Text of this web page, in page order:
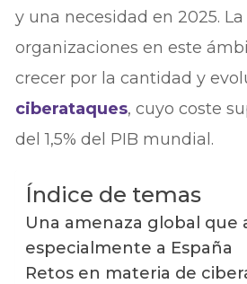
y una necesidad en 2025.
organizaciones en este
crecer por la cantidad y
ciberataques, cuyo coste
del 1,5% del PIB mundial.
Índice de temas
Una amenaza global que
especialmente a España
Retos en materia de